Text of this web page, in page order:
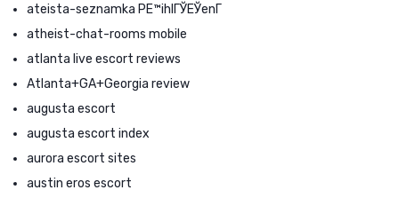
ateista-seznamka PЕ™ihlГЎЕЎenГ­
atheist-chat-rooms mobile
atlanta live escort reviews
Atlanta+GA+Georgia review
augusta escort
augusta escort index
aurora escort sites
austin eros escort